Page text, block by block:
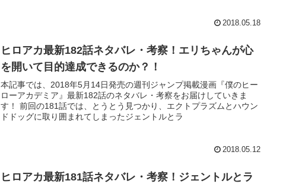
2018.05.18
ヒロアカ最新182話ネタバレ・考察！エリちゃんが心
を開いて目的達成できるのか？！
本記事では、2018年5月14日発売の週刊ジャンプ掲載漫画『僕のヒー
ローアカデミア』最新182話のネタバレ・考察をお届けしていきま
す！ 前回の181話では、とうとう見つかり、エクトプラズムとハウン
ドドッグに取り囲まれてしまったジェントルとラ
2018.05.12
ヒロアカ最新181話ネタバレ・考察！ジェントルとラ